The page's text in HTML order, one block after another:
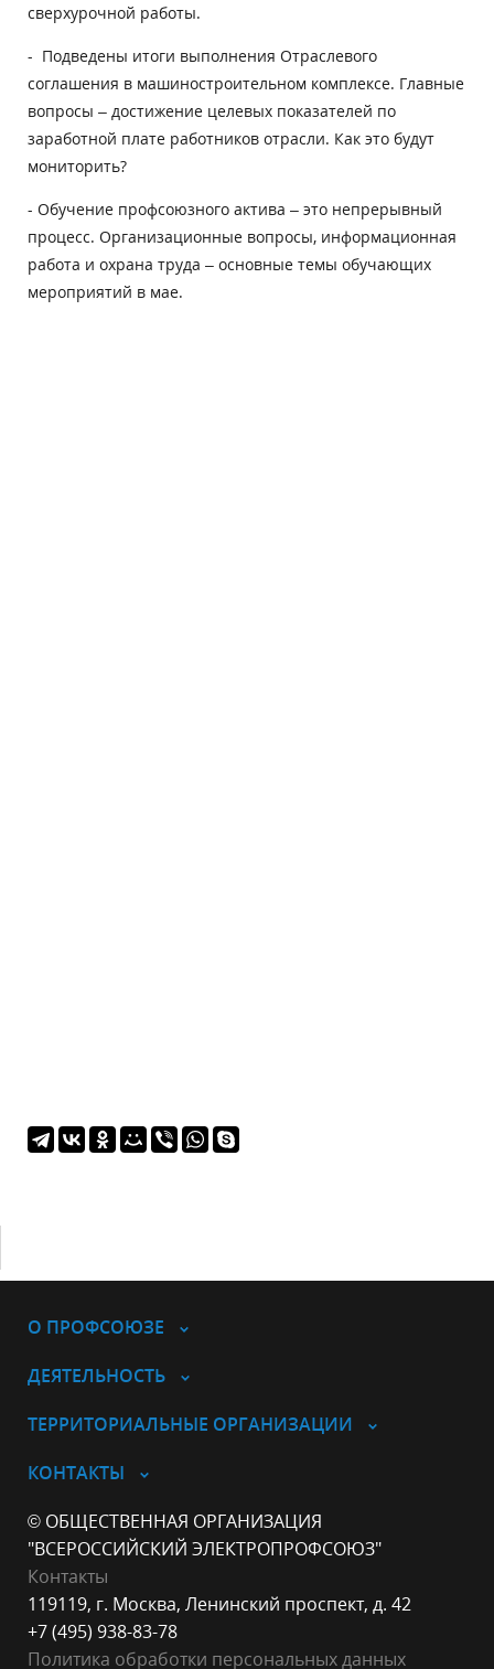
сверхурочной работы.
- Подведены итоги выполнения Отраслевого
соглашения в машиностроительном комплексе. Главные
вопросы – достижение целевых показателей по
заработной плате работников отрасли. Как это будут
мониторить?
- Обучение профсоюзного актива – это непрерывный
процесс. Организационные вопросы, информационная
работа и охрана труда – основные темы обучающих
мероприятий в мае.
О ПРОФСОЮЗЕ
ДЕЯТЕЛЬНОСТЬ
ТЕРРИТОРИАЛЬНЫЕ ОРГАНИЗАЦИИ
КОНТАКТЫ
© ОБЩЕСТВЕННАЯ ОРГАНИЗАЦИЯ
"ВСЕРОССИЙСКИЙ ЭЛЕКТРОПРОФСОЮЗ"
Контакты
119119, г. Москва, Ленинский проспект, д. 42
+7 (495) 938-83-78
Политика обработки персональных данных